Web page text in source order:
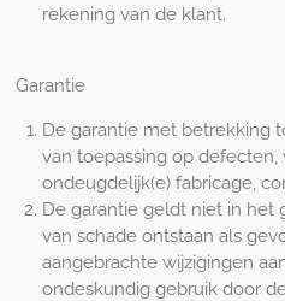
rekening van de klant.
Garantie
De garantie met betrekking
van toepassing op defecten,
ondeugdelijk(e) fabricage,
De garantie geldt niet in het
van schade ontstaan als
aangebrachte wijzigingen
ondeskundig gebruik door